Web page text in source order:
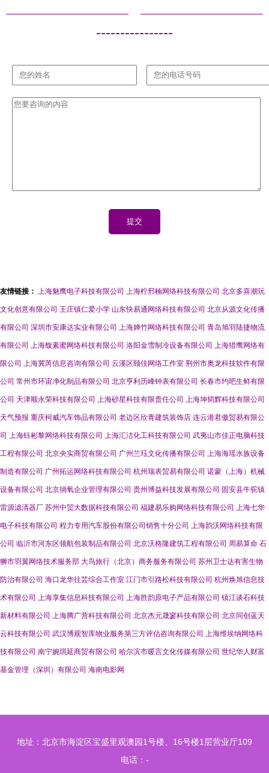
----------------
友情链接： 上海魅鹰电子科技有限公司 上海柠邢楠网络科技有限公司 北京多喜潮玩
文化创意有限公司 王庄镇仁爱小学 山东快易通网络科技有限公司 北京从源文化传播
有限公司 深圳市安康达实业有限公司 上海婵竹网络科技有限公司 青岛旭羽陆捷物流
有限公司 上海馥素蜜网络科技有限公司 洛阳金雪制冷设备有限公司 上海猎鹰网络有
限公司 上海冀芮信息咨询有限公司 云溪区颐佳网络工作室 荆州市奥龙科技软件有限
公司 常州市环宙净化制品有限公司 北京亨利历峰钟表有限公司 长春市约吧生鲜有限
公司 天津顺永荣科技有限公司 上海砂星科技有限责任公司 上海坤韬辉科技有限公司
天气预报 重庆柯威汽车饰品有限公司 老边区欣青建筑装饰店 连云港君傲贸易有限公
司 上海钰彬黎网络科技有限公司 上海汇洁化工科技有限公司 武夷山市佳正电脑科技
工程有限公司 北京央实商贸有限公司 广州兰珏文化传播有限公司 上海海瑶水族设备
制造有限公司 广州拓运网络科技有限公司 杭州瑞表贸易有限公司 诺蒙（上海）机械
设备有限公司 北京徜氧企业管理有限公司 贵州博益科技发展有限公司 固安县牛驼镇
雷源滤清器厂 苏州中贸大数据科技有限公司 福建易乐购网络科技有限公司 上海七华
电子科技有限公司 程力专用汽车股份有限公司销售十分公司 上海韵沃网络科技有限
公司 临沂市河东区领航包装制品有限公司 北京沃格隆建筑工程有限公司 周易算命 石
狮市羽翼网络技术服务部 大鸟旅行（北京）商务服务有限公司 苏州卫士达有害生物
防治有限公司 海口龙华往芸综合工作室 江门市引路松科技有限公司 杭州焕旭信息技
术有限公司 上海享集信息科技有限公司 上海胜韵原电子产品有限公司 镇江谈石科技
新材料有限公司 上海腾广营科技有限公司 北京杰元晟寥科技有限公司 北京同创蓝天
云科技有限公司 武汉博观智库物业服务第三方评估咨询有限公司 上海维埃纳网络科
技有限公司 南宁婉琪延商贸有限公司 哈尔滨市暖言文化传媒有限公司 世纪华人财富
基金管理（深圳）有限公司 海南电影网
地址：北京市海淀区宝盛里观澳园1号楼、16号楼1层营业厅109
电话：-